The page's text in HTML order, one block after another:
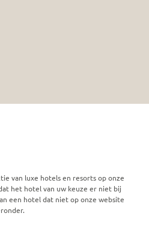
van luxe hotels en resorts op onze
het hotel van uw keuze er niet bij
een hotel dat niet op onze website